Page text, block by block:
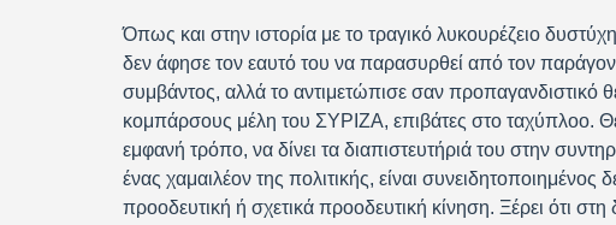
Όπως και στην ιστορία με το τραγικό λυκουρέζειο
δεν άφησε τον εαυτό του να παρασυρθεί από τον
συμβάντος, αλλά το αντιμετώπισε σαν προπαγανδιστικό
κομπάρσους μέλη του ΣΥΡΙΖΑ, επιβάτες στο ταχύπλοο.
εμφανή τρόπο, να δίνει τα διαπιστευτήριά του στην
ένας χαμαιλέον της πολιτικής, είναι
προοδευτική ή σχετικά προοδευτική κίνηση. Ξέρει ότι στη